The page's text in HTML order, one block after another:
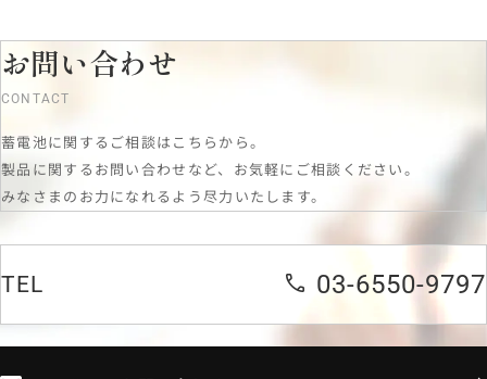
お問い合わせ
CONTACT
蓄電池に関するご相談はこちらから。
製品に関するお問い合わせなど、お気軽にご相談ください。
みなさまのお力になれるよう尽力いたします。
TEL 03-6550-9797